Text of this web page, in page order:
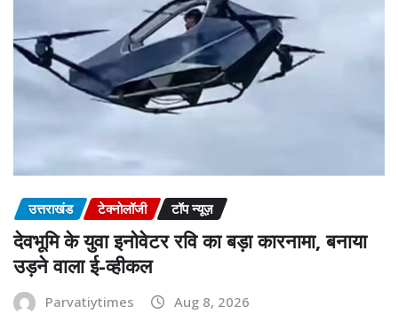
उत्तराखंड टेक्नोलॉजी टॉप न्यूज़
देवभूमि के युवा इनोवेटर रवि का बड़ा कारनामा, बनाया
उड़ने वाला ई-व्हीकल
Parvatiytimes Aug 8, 2026